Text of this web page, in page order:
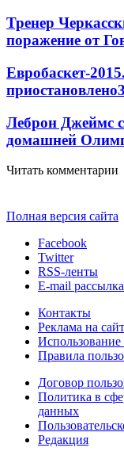
Тренер
поражение от
Евробаскет-
приостановлено3
Леброн Джеймс
домашней
Читать комментарии
Полная версия сайта
Facebook
Twitter
RSS-ленты
E-mail рассылка
Контакты
Реклама на
Использование
Правила
Договор
Политика в
данных
Редакция